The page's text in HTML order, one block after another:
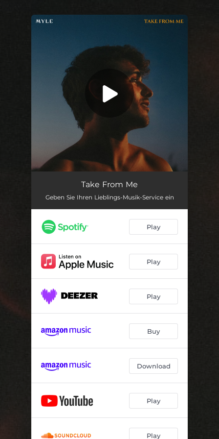
Take From MeTake From Me
Geben Sie Ihren Lieblings-Musik-Service ein
Play
Play
Play
Buy
Download
Play
Play